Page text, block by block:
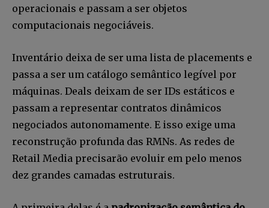
operacionais e passam a ser objetos
computacionais negociáveis.
Inventário deixa de ser uma lista de placements e
passa a ser um catálogo semântico legível por
máquinas. Deals deixam de ser IDs estáticos e
passam a representar contratos dinâmicos
negociados autonomamente. E isso exige uma
reconstrução profunda das RMNs. As redes de
Retail Media precisarão evoluir em pelo menos
dez grandes camadas estruturais.